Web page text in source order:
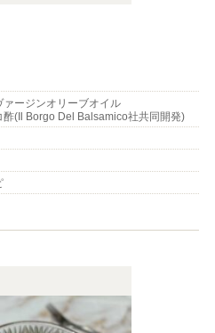
ージンオリーブオイル
酢(Il Borgo Del Balsamico社共同開発)